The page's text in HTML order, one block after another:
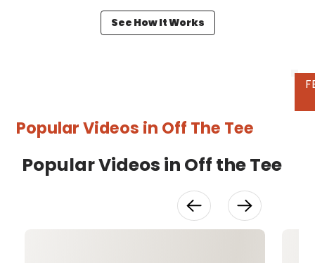
See How It Works
Popular Videos in Off The Tee
Popular Videos in Off the Tee